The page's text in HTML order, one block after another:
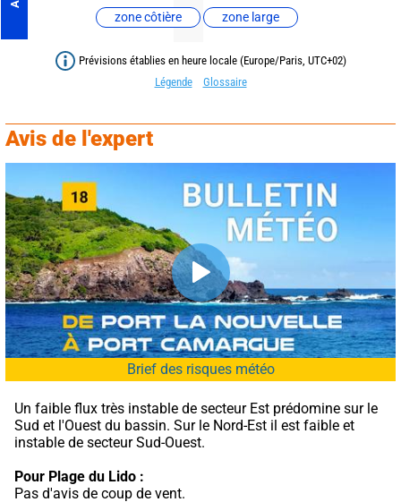
zone côtière zone large
Prévisions établies en heure locale (Europe/Paris, UTC+02)
Légende
Glossaire
Avis de l'expert
Brief des risques météo
Un faible flux très instable de secteur Est prédomine sur le
Sud et l'Ouest du bassin. Sur le Nord-Est il est faible et
instable de secteur Sud-Ouest.
Pour Plage du Lido :
Pas d'avis de coup de vent.